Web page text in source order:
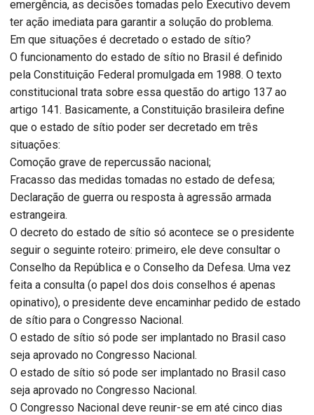
emergência, as decisões tomadas pelo Executivo devem
ter ação imediata para garantir a solução do problema.
Em que situações é decretado o estado de sítio?
O funcionamento do estado de sítio no Brasil é definido
pela Constituição Federal promulgada em 1988. O texto
constitucional trata sobre essa questão do artigo 137 ao
artigo 141. Basicamente, a Constituição brasileira define
que o estado de sítio poder ser decretado em três
situações:
Comoção grave de repercussão nacional;
Fracasso das medidas tomadas no estado de defesa;
Declaração de guerra ou resposta à agressão armada
estrangeira.
O decreto do estado de sítio só acontece se o presidente
seguir o seguinte roteiro: primeiro, ele deve consultar o
Conselho da República e o Conselho da Defesa. Uma vez
feita a consulta (o papel dos dois conselhos é apenas
opinativo), o presidente deve encaminhar pedido de estado
de sítio para o Congresso Nacional.
O estado de sítio só pode ser implantado no Brasil caso
seja aprovado no Congresso Nacional.
O estado de sítio só pode ser implantado no Brasil caso
seja aprovado no Congresso Nacional.
O Congresso Nacional deve reunir-se em até cinco dias